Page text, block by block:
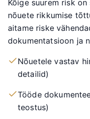
Kõige suurem risk
nõuete rikkumise
aitame riske
dokumentatsioon ja
Nõuetele vastav
detailid)
Tööde
teostus)